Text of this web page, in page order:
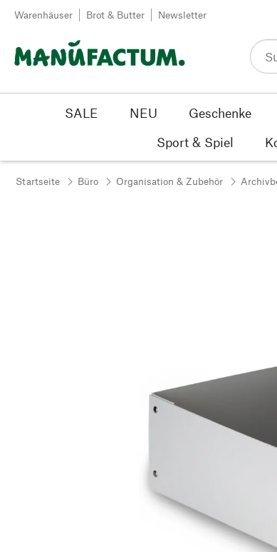
Zum Inhalt springen
Warenhäuser Brot & Butter Newsletter
SALE NEU Geschenke
Sport & Spiel
Startseite Büro Organisation & Zubehör